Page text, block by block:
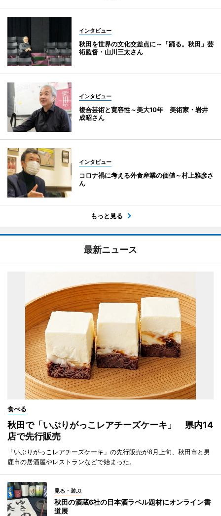
インタビュー
秋田を世界の文化交差点に～「踊る。秋田」芸
術監督・山川三太さん
インタビュー
複合芸術と寛容性～美大10年 美術家・岩井
成昭さん
インタビュー
コロナ禍に考える外食産業の価値～村上雅彦さ
ん
もっと見る
最新ニュース
食べる
秋田で「いぶりがっこレアチーズケーキ」 県内14
店で先行販売
「いぶりがっこレアチーズケーキ」の先行販売が8月上旬、秋田市と男
鹿市の居酒屋やレストランなどで始まった。
見る・遊ぶ
秋田の酒蔵6社の日本酒ラベル題材にオンライン書
道展